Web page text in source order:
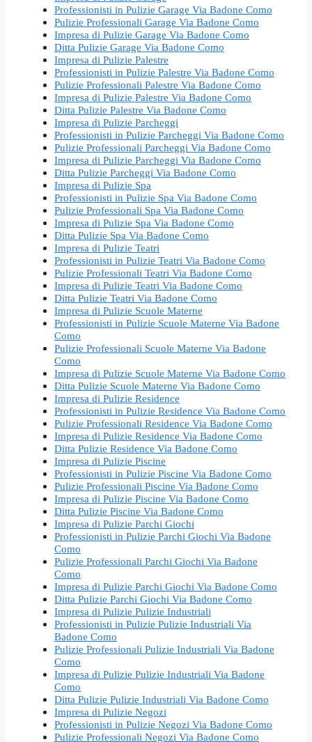
Professionisti in Pulizie Garage Via Badone Como
Pulizie Professionali Garage Via Badone Como
Impresa di Pulizie Garage Via Badone Como
Ditta Pulizie Garage Via Badone Como
Impresa di Pulizie Palestre
Professionisti in Pulizie Palestre Via Badone Como
Pulizie Professionali Palestre Via Badone Como
Impresa di Pulizie Palestre Via Badone Como
Ditta Pulizie Palestre Via Badone Como
Impresa di Pulizie Parcheggi
Professionisti in Pulizie Parcheggi Via Badone Como
Pulizie Professionali Parcheggi Via Badone Como
Impresa di Pulizie Parcheggi Via Badone Como
Ditta Pulizie Parcheggi Via Badone Como
Impresa di Pulizie Spa
Professionisti in Pulizie Spa Via Badone Como
Pulizie Professionali Spa Via Badone Como
Impresa di Pulizie Spa Via Badone Como
Ditta Pulizie Spa Via Badone Como
Impresa di Pulizie Teatri
Professionisti in Pulizie Teatri Via Badone Como
Pulizie Professionali Teatri Via Badone Como
Impresa di Pulizie Teatri Via Badone Como
Ditta Pulizie Teatri Via Badone Como
Impresa di Pulizie Scuole Materne
Professionisti in Pulizie Scuole Materne Via Badone
Como
Pulizie Professionali Scuole Materne Via Badone
Como
Impresa di Pulizie Scuole Materne Via Badone Como
Ditta Pulizie Scuole Materne Via Badone Como
Impresa di Pulizie Residence
Professionisti in Pulizie Residence Via Badone Como
Pulizie Professionali Residence Via Badone Como
Impresa di Pulizie Residence Via Badone Como
Ditta Pulizie Residence Via Badone Como
Impresa di Pulizie Piscine
Professionisti in Pulizie Piscine Via Badone Como
Pulizie Professionali Piscine Via Badone Como
Impresa di Pulizie Piscine Via Badone Como
Ditta Pulizie Piscine Via Badone Como
Impresa di Pulizie Parchi Giochi
Professionisti in Pulizie Parchi Giochi Via Badone
Como
Pulizie Professionali Parchi Giochi Via Badone
Como
Impresa di Pulizie Parchi Giochi Via Badone Como
Ditta Pulizie Parchi Giochi Via Badone Como
Impresa di Pulizie Pulizie Industriali
Professionisti in Pulizie Pulizie Industriali Via
Badone Como
Pulizie Professionali Pulizie Industriali Via Badone
Como
Impresa di Pulizie Pulizie Industriali Via Badone
Como
Ditta Pulizie Pulizie Industriali Via Badone Como
Impresa di Pulizie Negozi
Professionisti in Pulizie Negozi Via Badone Como
Pulizie Professionali Negozi Via Badone Como